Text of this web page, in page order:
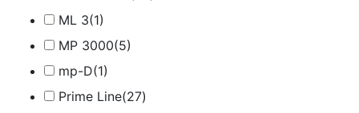
ML 3(1)
MP 3000(5)
mp-D(1)
Prime Line(27)